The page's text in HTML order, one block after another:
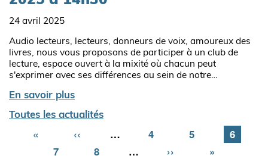
24 avril 2025
Audio lecteurs, lecteurs, donneurs de voix, amoureux des
livres, nous vous proposons de participer à un club de
lecture, espace ouvert à la mixité où chacun peut
s'exprimer avec ses différences au sein de notre…
En savoir plus
Toutes les actualités
Première
page
« Page
précédente
‹‹ … Page
4 Page
5 Page
6
Page
7 Page
8 … Page
›› Dernière
»